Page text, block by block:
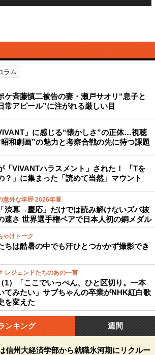
ラム
ケ斉藤慎二被告の妻・瀬戸サオリ“息子と
常アピール”に注がれる厳しい目
」に感じる“懐かしさ”の正体…視聴
和劇画”の魅力と考察合戦の先に待つ課題
「VIVANTハラスメント」された！ 「Tを
？」に集まった「読めて当然」マウント
意外な学歴 2026年夏
渋幕→慶応」だけでは読み解けないズバ抜
速さ 世界選手権ペアで日本人初の銅メダル
ゃけトーク
ちは酷暑の中でも汗ひとつかかず撮影でき
レジェンドたちのあの一言
1）「ここでいっぺん、ひと区切り。一本
てみたい」サブちゃんの卒業がNHK紅白歌
を変えた
ンキング 週間
信州大経済学部から就職氷河期にリクルー